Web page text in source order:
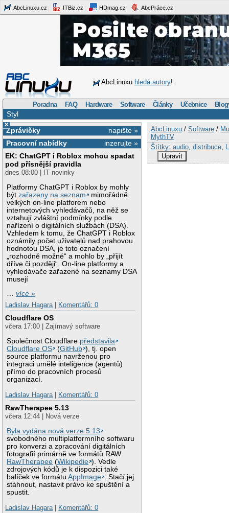
AbcLinuxu.cz ITBiz.cz HDmag.cz AbcPráce.cz
AbcLinuxu hledá autory!
Poradna FAQ Hardware Software Články Učebnice
Styl
×
napište »
Zprávičky
inzerujte »
Pracovní nabídky
EK: ChatGPT i Roblox mohou spadat
pod přísnější pravidla
dnes 08:00 | IT novinky
Platformy ChatGPT i Roblox by mohly
býtzařazeny na seznam
mimořádně
velkých on-line platforem nebo
internetových vyhledávačů, na něž se
vztahují zvláštní podmínky podle
nařízení o digitálních službách (DSA).
Vzhledem k tomu, že ChatGPT i Roblox
oznámily počet uživatelů nad prahovou
hodnotou DSA, je toto označení
„rozhodně možné“ a mohlo by „přijít
dříve či později“. On-line platformy a
vyhledávače zařazené na seznamy DSA
musejí
…více »
Ladislav Hagara
Komentářů: 0
Cloudflare OS
včera 17:00 | Zajímavý software
Společnost Cloudflare představila
Cloudflare OS
(GitHub ), tj. open
source platformu navrženou pro
integraci umělé inteligence (agentů)
přímo do pracovních procesů
organizací.
Ladislav Hagara
Komentářů: 0
RawTherapee 5.13
včera 12:44 | Nová verze
Byla vydána nová verze 5.13
svobodného multiplatformního softwaru
pro konverzi a zpracování digitálních
fotografií primárně ve formátů RAW
RawTherapee (Wikipedie ). Vedle
zdrojových kódů je k dispozici také
balíček ve formátuAppImage . Stačí jej
stáhnout, nastavit právo ke spuštění a
spustit.
Ladislav Hagara
Komentářů: 0
AbcLinuxu:/ Software/
MythTV
Štítky: audio, distribuce,
Upravit